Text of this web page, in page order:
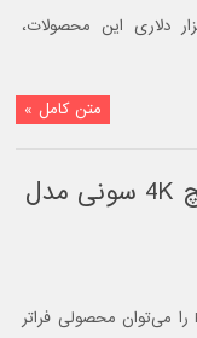
دلاری این محصولات،
متن کامل »
نگاهی دقیق به تلویزیون 65 اینچ 4K سونی مدل
تلویزیون 65 اینچ 4K سونی مدل KD-65X9005A را می‌توان محصولی فراتر